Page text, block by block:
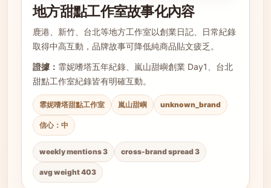
地方甜點工作室故事化內容
鹿港、新竹、台北等地方工作室以創業日記、日常紀錄
取得中高互動，品牌故事可降低純商品貼文疲乏。
證據： 霏妮嗜塔五年紀錄、嵐山甜嶼創業 Day1、台北
甜點工作室紀錄皆有明確互動。
霏妮嗜塔甜點工作室 嵐山甜嶼 unknown_brand
信心：中
weekly mentions 3 cross-brand spread 3
avg weight 403